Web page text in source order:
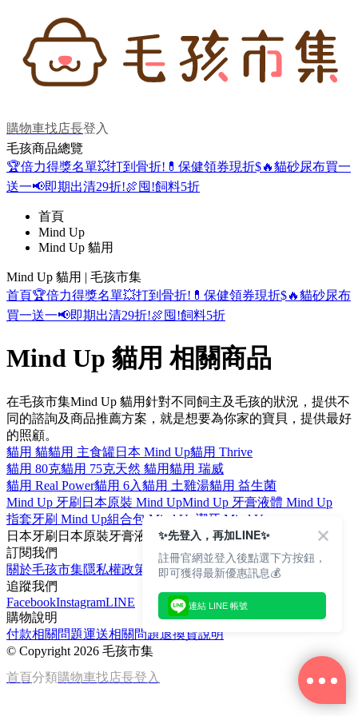
購物車找店長登入
毛孩商品總覽
🏆倍力得獎名單💥打到骨折! 💊保健領券現折$🔥貓砂尿布買一
送一📢即期出清29折!🍖囤!飼料5折
首頁
Mind Up
Mind Up 貓用
Mind Up 貓用 | 毛孩市集
首頁🏆倍力得獎名單💥打到骨折! 💊保健領券現折$🔥貓砂尿布
買一送一📢即期出清29折!🍖囤!飼料5折
Mind Up 貓用 相關商品
在毛孩市集Mind Up 貓用針對不同飼主及毛孩的狀況，提供不
同的諮詢及商品推薦方案，就是想要為你家的寶貝，提供最好
的照顧。
貓用 貓貓用 主食罐日本 Mind Up貓用 Thrive
貓用 80克貓用 75克天然 貓用貓用 瑞威
貓用 Real Power貓用 6入貓用 土雞湯貓用 益生菌
Mind Up 牙刷 日本原裝 Mind UpMind Up 牙膏液體 Mind Up
指套牙刷 Mind Up組合包 Mind Up 潔牙 Mind Up
日本牙刷 日本原裝牙膏液體
訂閱我們
關於毛孩市集隱私權政策
文章
追蹤我們
FacebookInstagramLINE
購物說明
付款相關問題運送相關問題 退換貨說明
© Copyright 2026 毛孩市集
首頁分類購物車找店長登入
✨先登入，再加LINE✨
註冊官網並登入後點選下方按鈕，
即可獲得最新優惠訊息💰
連結 LINE 帳號